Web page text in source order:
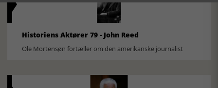
Historiens Aktører 79 - John Reed
Ole Mortensøn fortæller om den amerikanske journalist